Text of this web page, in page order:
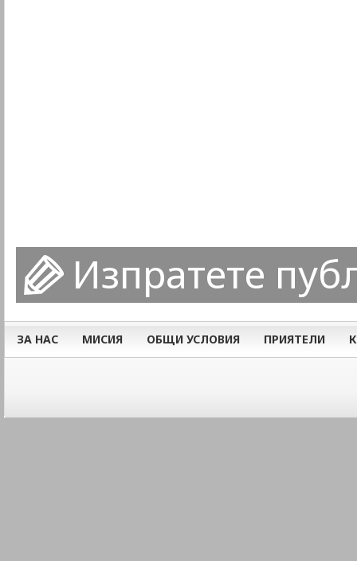
Изпратете
ЗА НАС МИСИЯ ОБЩИ УСЛОВИЯ ПРИЯТЕЛИ